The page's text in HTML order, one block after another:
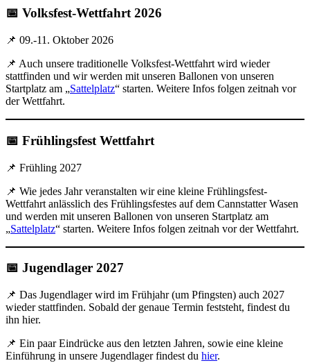
📅 Volksfest-Wettfahrt 2026
📌 09.-11. Oktober 2026
📌 Auch unsere traditionelle Volksfest-Wettfahrt wird wieder
stattfinden und wir werden mit unseren Ballonen von unseren
Startplatz am „Sattelplatz“ starten. Weitere Infos folgen zeitnah vor
der Wettfahrt.
📅 Frühlingsfest Wettfahrt
📌 Frühling 2027
📌 Wie jedes Jahr veranstalten wir eine kleine Frühlingsfest-
Wettfahrt anlässlich des Frühlingsfestes auf dem Cannstatter Wasen
und werden mit unseren Ballonen von unseren Startplatz am
„Sattelplatz“ starten. Weitere Infos folgen zeitnah vor der Wettfahrt.
📅 Jugendlager 2027
📌 Das Jugendlager wird im Frühjahr (um Pfingsten) auch 2027
wieder stattfinden. Sobald der genaue Termin feststeht, findest du
ihn hier.
📌 Ein paar Eindrücke aus den letzten Jahren, sowie eine kleine
Einführung in unsere Jugendlager findest du hier.